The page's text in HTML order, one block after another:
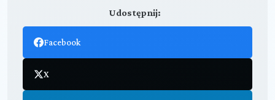
Udostępnij:
Facebook
X